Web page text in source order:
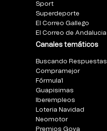
Sport
Superdeporte
El Correo Gallego
El Correo de Andalucia
Canales temáticos
Buscando Respuestas
Compramejor
Fórmula1
Guapisimas
Iberempleos
Loteria Navidad
Neomotor
Premios Goya